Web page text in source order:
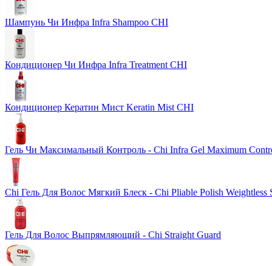
Шампунь Чи Инфра Infra Shampoo CHI
Кондиционер Чи Инфра Infra Treatment CHI
Кондиционер Кератин Мист Keratin Mist CHI
Гель Чи Максимальный Контроль - Chi Infra Gel Maximum
Chi Гель Для Волос Мягкий Блеск - Chi Pliable Polish Weightless
Гель Для Волос Выпрямляющий - Chi Straight Guard